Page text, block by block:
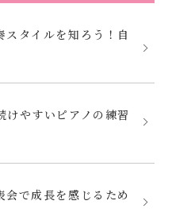
スタイルを知ろう！自
けやすいピアノの練習
会で成長を感じるため